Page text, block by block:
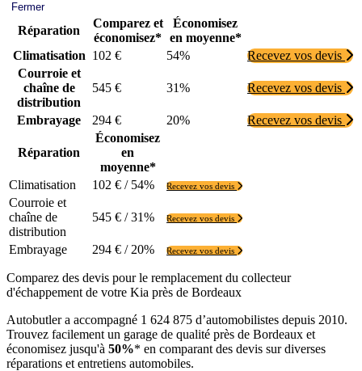
Fermer
Réparation
Comparez et
économisez*
Économisez
en moyenne*
Climatisation 102 € 54%
Recevez vos devis
Courroie et
chaîne de
distribution
545 € 31% Recevez vos devis
Embrayage 294 € 20% Recevez vos devis
Réparation
Économisez
en
moyenne*
Climatisation
102 € / 54% Recevez vos devis
Courroie et
chaîne de
distribution
545 € / 31% Recevez vos devis
Embrayage 294 € / 20% Recevez vos devis
Comparez des devis pour le remplacement du collecteur
d'échappement de votre Kia près de Bordeaux
Autobutler a accompagné 1 624 875 d’automobilistes depuis 2010.
Trouvez facilement un garage de qualité près de Bordeaux et
économisez jusqu'à 50%* en comparant des devis sur diverses
réparations et entretiens automobiles.